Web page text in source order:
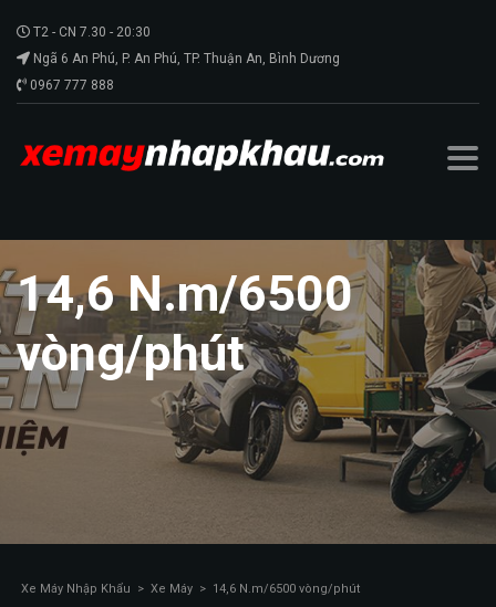
T2 - CN 7.30 - 20:30
Ngã 6 An Phú, P. An Phú, TP. Thuận An, Bình Dương
0967 777 888
14,6 N.m/6500
vòng/phút
Xe Máy Nhập Khẩu > Xe Máy > 14,6 N.m/6500 vòng/phút